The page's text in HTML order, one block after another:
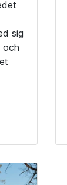
sig
och